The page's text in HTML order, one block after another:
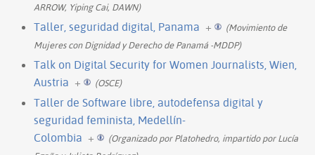
ARROW, Yiping Cai, DAWN)
Taller, seguridad digital, Panama +
(Movimiento de
Mujeres con Dignidad y Derecho de Panamá -MDDP)
Talk on Digital Security for Women Journalists, Wien,
Austria + (OSCE)
Taller de Software libre, autodefensa digital y
seguridad feminista, Medellín-
Colombia +
(Organizado por Platohedro, impartido por Lucía